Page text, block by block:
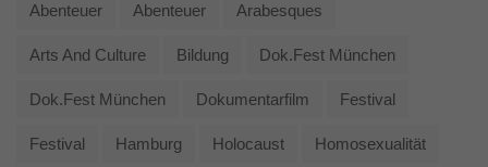
Abenteuer Abenteuer Arabesques
Arts And Culture Bildung Dok.fest München
Dok.fest München Dokumentarfilm Festival
Festival Hamburg Holocaust Homosexualität